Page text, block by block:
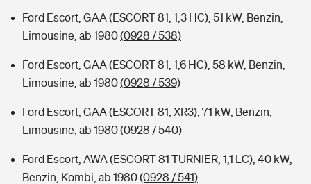
Ford Escort, GAA (ESCORT 81, 1,3 HC), 51 kW, Benzin,
Limousine, ab 1980(0928 / 538)
Ford Escort, GAA (ESCORT 81, 1,6 HC), 58 kW, Benzin,
Limousine, ab 1980(0928 / 539)
Ford Escort, GAA (ESCORT 81, XR3), 71 kW, Benzin,
Limousine, ab 1980(0928 / 540)
Ford Escort, AWA (ESCORT 81 TURNIER, 1,1 LC), 40 kW,
Benzin, Kombi, ab 1980(0928 / 541)